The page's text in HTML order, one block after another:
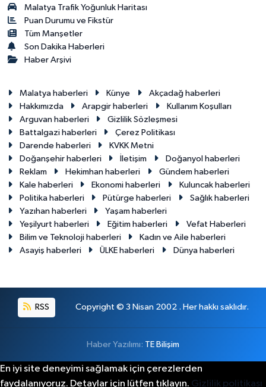
Malatya Trafik Yoğunluk Haritası
Puan Durumu ve Fikstür
Tüm Manşetler
Son Dakika Haberleri
Haber Arşivi
Malatya haberleri Künye
Akçadağ haberleri
Hakkımızda
Arapgir haberleri
Kullanım Koşulları
Arguvan haberleri
Gizlilik Sözleşmesi
Battalgazi haberleri
Çerez Politikası
Darende haberleri
KVKK Metni
Doğanşehir haberleri
İletişim
Doğanyol haberleri
Reklam
Hekimhan haberleri
Gündem haberleri
Kale haberleri
Ekonomi haberleri
Kuluncak haberleri
Politika haberleri
Pütürge haberleri
Sağlık haberleri
Yazıhan haberleri
Yaşam haberleri
Yeşilyurt haberleri
Eğitim haberleri
Vefat Haberleri
Bilim ve Teknoloji haberleri
Kadın ve Aile haberleri
Asayiş haberleri
ÜLKE haberleri Dünya haberleri
RSS Copyright © 3 Nisan 2002 . Her hakkı saklıdır.
Haber Yazılımı: TE Bilişim
En iyi site deneyimi sağlamak için çerezlerden
faydalanıyoruz. Detaylar için lütfen tıklayın. Gizlilik politikası